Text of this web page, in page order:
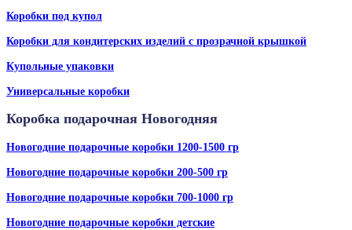
Коробки под купол
Коробки для кондитерских изделий с прозрачной крышкой
Купольные упаковки
Универсальные коробки
Коробка подарочная Новогодняя
Новогодние подарочные коробки 1200-1500 гр
Новогодние подарочные коробки 200-500 гр
Новогодние подарочные коробки 700-1000 гр
Новогодние подарочные коробки детские